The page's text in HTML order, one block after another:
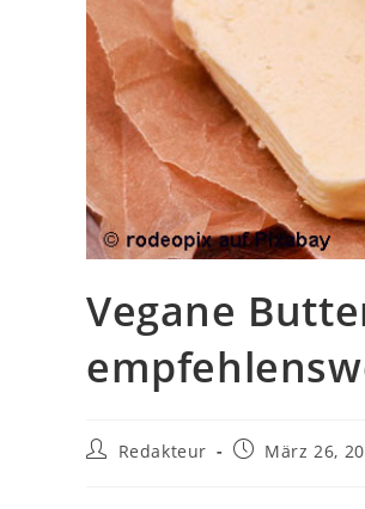
Vegane
Beitrags-
Redakteur
BeitragMärz 26,